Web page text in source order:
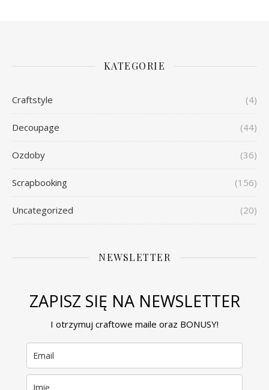
KATEGORIE
Craftstyle (4)
Decoupage (44)
Ozdoby (36)
Scrapbooking (156)
Uncategorized (20)
NEWSLETTER
ZAPISZ SIĘ NA NEWSLETTER
I otrzymuj craftowe maile oraz BONUSY!